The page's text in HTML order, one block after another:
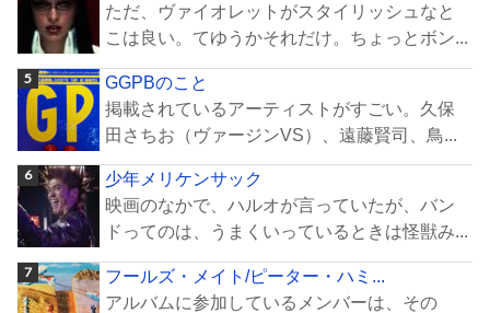
ただ、ヴァイオレットがスタイリッシュなと
こは良い。てゆうかそれだけ。ちょっとボン...
GGPBのこと
掲載されているアーティストがすごい。久保
田さちお（ヴァージンVS）、遠藤賢司、鳥...
少年メリケンサック
映画のなかで、ハルオが言っていたが、バン
ドってのは、うまくいっているときは怪獣み...
フールズ・メイト/ピーター・ハミ...
アルバムに参加しているメンバーは、その